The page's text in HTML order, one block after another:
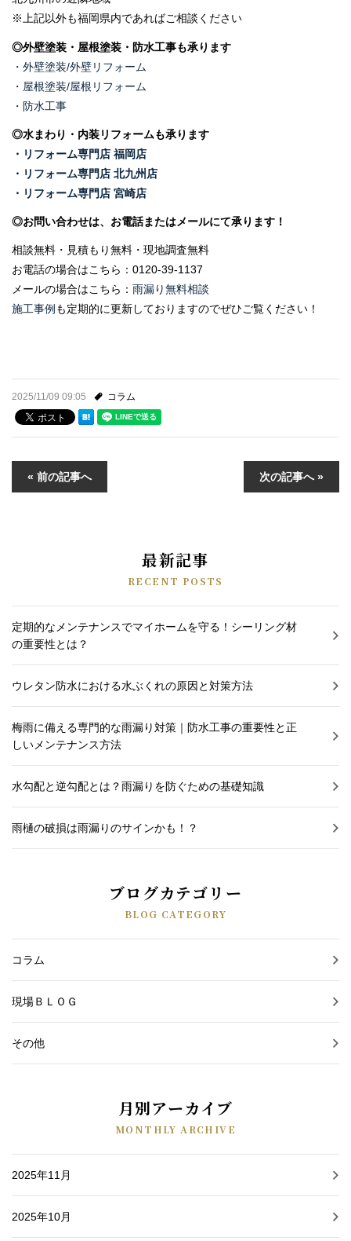
※上記以外も福岡県内であればご相談ください
◎外壁塗装・屋根塗装・防水工事も承ります
・外壁塗装/外壁リフォーム
・屋根塗装/屋根リフォーム
・防水工事
◎水まわり・内装リフォームも承ります
・リフォーム専門店 福岡店
・リフォーム専門店 北九州店
・リフォーム専門店 宮崎店
◎お問い合わせは、お電話またはメールにて承ります！
相談無料・見積もり無料・現地調査無料
お電話の場合はこちら： 0120-39-1137
メールの場合はこちら： 雨漏り無料相談
施工事例 も定期的に更新しておりますのでぜひご覧ください！
2025/11/09 09:05 コラム
« 前の記事へ 次の記事へ »
最新記事
RECENT POSTS
定期的なメンテナンスでマイホームを守る！シーリング材
の重要性とは？
ウレタン防水における水ぶくれの原因と対策方法
梅雨に備える専門的な雨漏り対策｜防水工事の重要性と正
しいメンテナンス方法
水勾配と逆勾配とは？雨漏りを防ぐための基礎知識
雨樋の破損は雨漏りのサインかも！？
ブログカテゴリー
BLOG CATEGORY
コラム
現場ＢＬＯＧ
その他
月別アーカイブ
MONTHLY ARCHIVE
2025年11月
2025年10月